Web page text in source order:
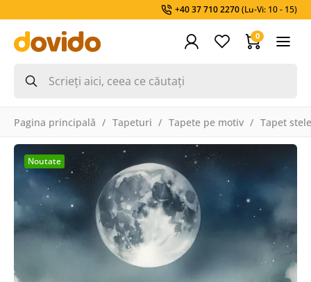
+40 37 710 2270(Lu-Vi: 10 - 15)
0
Pagina principală Tapeturi Tapete pe motiv Tapet
Noutate